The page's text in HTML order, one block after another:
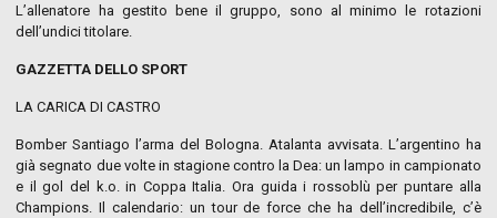
L’allenatore ha gestito bene il gruppo, sono al minimo le rotazioni
dell’undici titolare.
GAZZETTA DELLO SPORT
LA CARICA DI CASTRO
Bomber Santiago l’arma del Bologna. Atalanta avvisata. L’argentino ha
già segnato due volte in stagione contro la Dea: un lampo in campionato
e il gol del k.o. in Coppa Italia. Ora guida i rossoblù per puntare alla
Champions. Il calendario: un tour de force che ha dell’incredibile, c’è